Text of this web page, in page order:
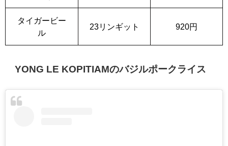
タイガービー
ル
23リンギット 920円
YONG LE KOPITIAMのバジルポークライス